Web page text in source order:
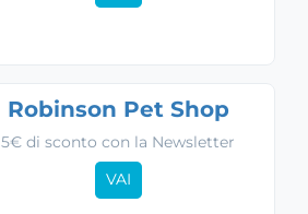
Robinson Pet Shop
5€ di sconto con la Newsletter
VAI